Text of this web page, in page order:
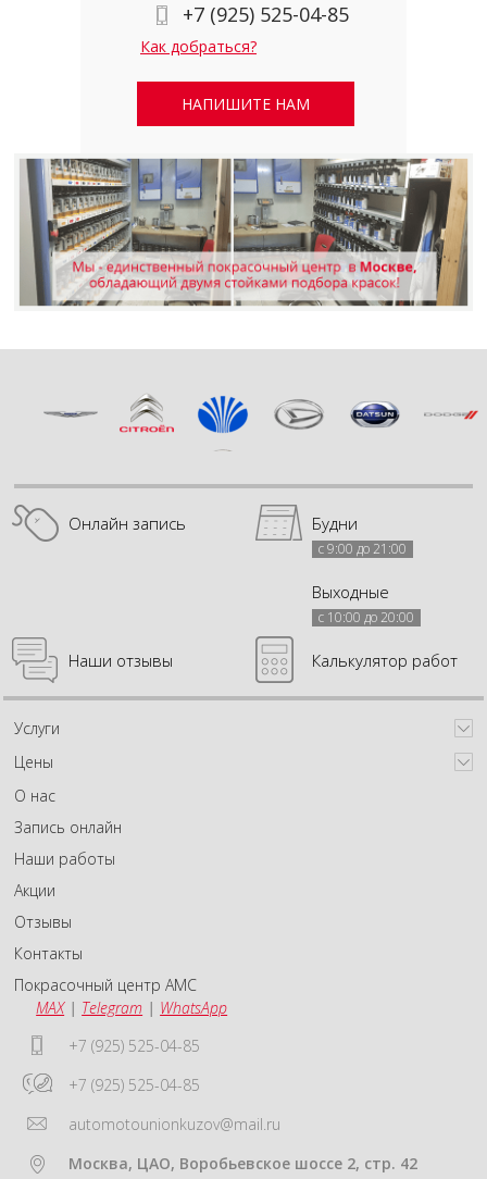
+7 (925) 525-04-85
Как добраться?
НАПИШИТЕ НАМ
Онлайн запись Будни
с 9:00 до 21:00
Выходные
с 10:00 до 20:00
Наши отзывы Калькулятор работ
Услуги
Цены
О нас
Запись онлайн
Наши работы
Акции
Отзывы
Контакты
Покрасочный центр АМС
MAX| Telegram | WhatsApp
+7 (925) 525-04-85
+7 (925) 525-04-85
automotounionkuzov@mail.ru
Москва, ЦАО, Воробьевское шоссе 2, стр. 42